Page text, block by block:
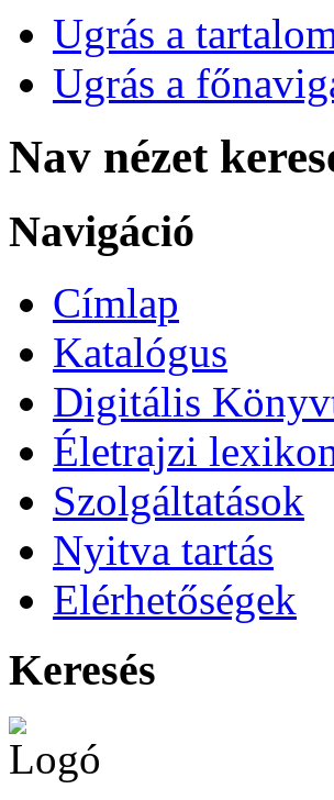
Ugrás a
Ugrás a
Nav nézet
Navigáció
Címlap
Katalógus
Digitális
Életrajzi
Szolgáltatások
Nyitva tartás
Elérhetőségek
Keresés